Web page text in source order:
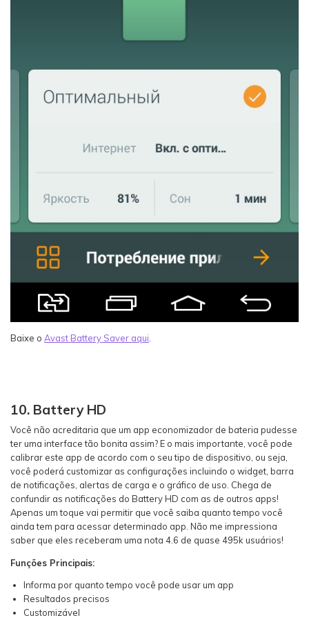
Baixe o Avast Battery Saver aqui.
10. Battery HD
Você não acreditaria que um app economizador de bateria pudesse
ter uma interface tão bonita assim? E o mais importante, você pode
calibrar este app de acordo com o seu tipo de dispositivo, ou seja,
você poderá customizar as configurações incluindo o widget, barra
de notificações, alertas de carga e o gráfico de uso. Chega de
confundir as notificações do Battery HD com as de outros apps!
Apenas um toque vai permitir que você saiba quanto tempo você
ainda tem para acessar determinado app. Não me impressiona
saber que eles receberam uma nota 4.6 de quase 495k usuários!
Funções Principais:
Informa por quanto tempo você pode usar um app
Resultados precisos
Customizável